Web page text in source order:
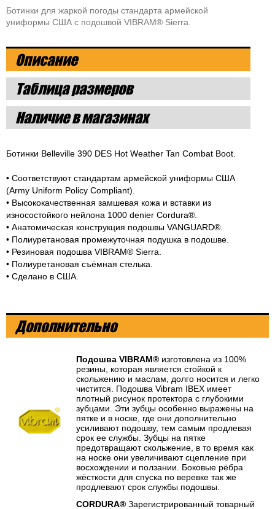
Ботинки для жаркой погоды стандарта армейской
униформы США с подошвой VIBRAM® Sierra.
Описание
Таблица размеров
Наличие в магазинах
Ботинки Belleville 390 DES Hot Weather Tan Combat Boot.
• Соответствуют стандартам армейской униформы США
(Army Uniform Policy Compliant).
• Высококачественная замшевая кожа и вставки из
износостойкого нейлона 1000 denier Cordura®.
• Анатомическая конструкция подошвы VANGUARD®.
• Полиуретановая промежуточная подушка в подошве.
• Резиновая подошва VIBRAM® Sierra.
• Полиуретановая съёмная стелька.
• Сделано в США.
Дополнительно
Подошва VIBRAM® изготовлена из 100%
резины, которая является стойкой к
скольжению и маслам, долго носится и легко
чистится. Подошва Vibram IBEX имеет
плотный рисунок протектора с глубокими
зубцами. Эти зубцы особенно выражены на
пятке и в носке, где они дополнительно
усиливают подошву, тем самым продлевая
срок ее службы. Зубцы на пятке
предотвращают скольжение, в то время как
на носке они увеличивают сцепление при
восхождении и ползании. Боковые рёбра
жёсткости для спуска по веревке так же
продлевают срок службы подошвы.
CORDURA® Зарегистрированный товарный